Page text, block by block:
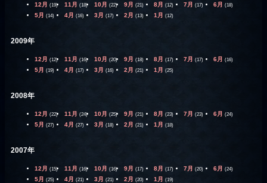
12月 (19) 11月 (18) 10月 (22) 9月 (21) 8月 (12) 7月 (17) 6月 (18)
5月 (14) 4月 (16) 3月 (17) 2月 (13) 1月 (12)
2009年
12月 (12) 11月 (16) 10月 (20) 9月 (18) 8月 (17) 7月 (17) 6月 (16)
5月 (19) 4月 (17) 3月 (16) 2月 (21) 1月 (25)
2008年
12月 (22) 11月 (24) 10月 (25) 9月 (21) 8月 (23) 7月 (23) 6月 (24)
5月 (27) 4月 (27) 3月 (18) 2月 (21) 1月 (18)
2007年
12月 (15) 11月 (16) 10月 (16) 9月 (17) 8月 (17) 7月 (20) 6月 (24)
5月 (25) 4月 (21) 3月 (21) 2月 (20) 1月 (19)